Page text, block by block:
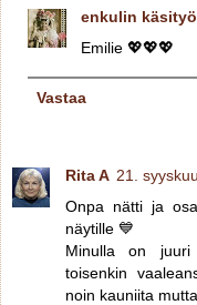
enkulin
Emilie 💖💖💖
Vastaa
Rita A 21.
Onpa nätti ja
näytille 💙
Minulla on juuri
toisenkin
noin kauniita